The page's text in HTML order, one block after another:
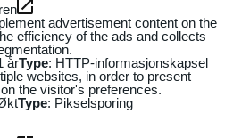
advertisement content on the
efficiency of the ads and collects
årType: HTTP-informasjonskapsel
websites, in order to present
the visitor's preferences.
Type: Pikselsporing